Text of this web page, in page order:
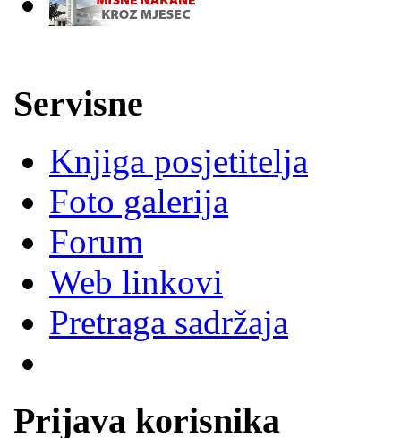
Servisne
Knjiga posjetitelja
Foto galerija
Forum
Web linkovi
Pretraga sadržaja
Prijava korisnika